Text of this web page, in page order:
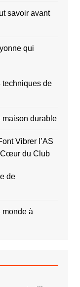
savoir avant
qui
techniques de
maison durable
Vibrer l’AS
Cœur du Club
de
monde à